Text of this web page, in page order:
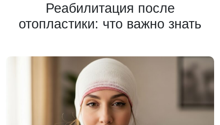
Реабилитация после
отопластики: что важно знать